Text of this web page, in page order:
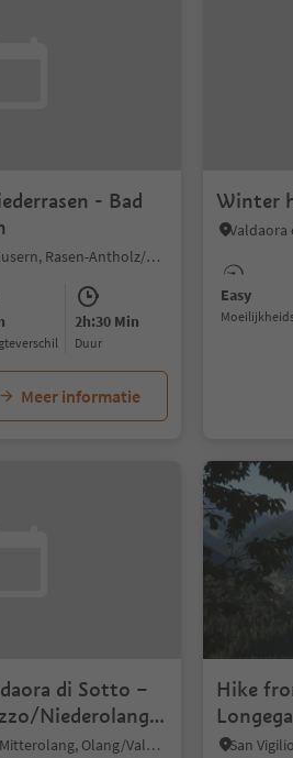
- Bad
Nove Case/Neunhäusern, Rasen-Antholz/Rasun Anterselva, Dolomites Region Kronplatz/Plan de Corones
2h:30 Min
Duur
Meer informatie
Winter
Easy
di Sotto –
Niederolang –
Valdaora di Mezzo/Mitterolang, Olang/Valdaora, Dolomites Region Kronplatz/Plan de Corones
Hike